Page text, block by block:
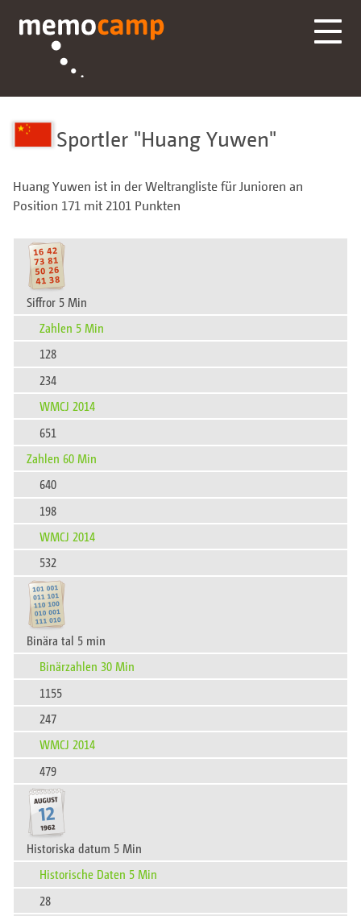
Sportler Huang Yuwen
Huang Yuwen ist in der Weltrangliste für Junioren an
Position 171 mit 2101 Punkten
Siffror 5 Min
Zahlen 5 Min
128
234
WMCJ 2014
651
Zahlen 60 Min
640
198
WMCJ 2014
532
Binära tal 5 min
Binärzahlen 30 Min
1155
247
WMCJ 2014
479
Historiska datum 5 Min
Historische Daten 5 Min
28